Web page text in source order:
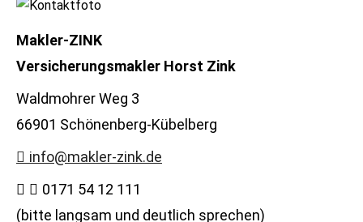
Makler-ZINK
Ver­sicherungs­makler Horst Zink
Waldmohrer Weg 3
66901 Schönenberg-Kübelberg
info@makler-zink.de
0171 54 12 111
(bitte langsam und deutlich sprechen)